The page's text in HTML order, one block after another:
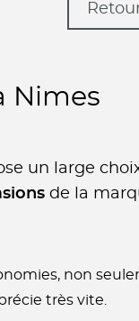
Nimes
un large
de la
non
très vite.